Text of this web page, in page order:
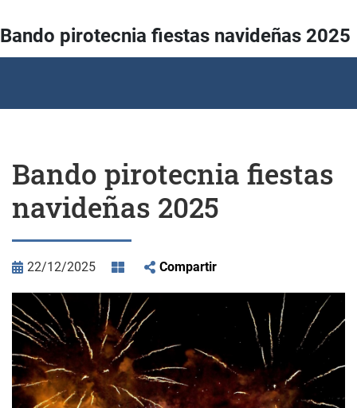
Bando pirotecnia fiestas navideñas 2025
Bando pirotecnia fiestas
navideñas 2025
22/12/2025 Compartir